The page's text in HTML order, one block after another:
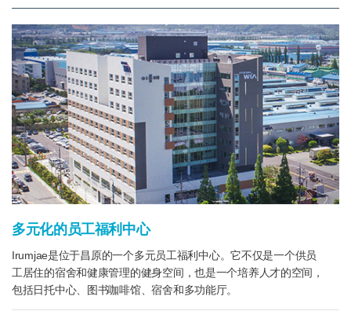
多元化的员工福利中心
Irumjae是位于昌原的一个多元员工福利中心。它不仅是一个供员
工居住的宿舍和健康管理的健身空间，也是一个培养人才的空间，
包括日托中心、图书咖啡馆、宿舍和多功能厅。